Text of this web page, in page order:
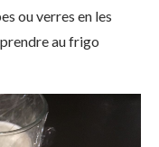
ou verres en les
au frigo